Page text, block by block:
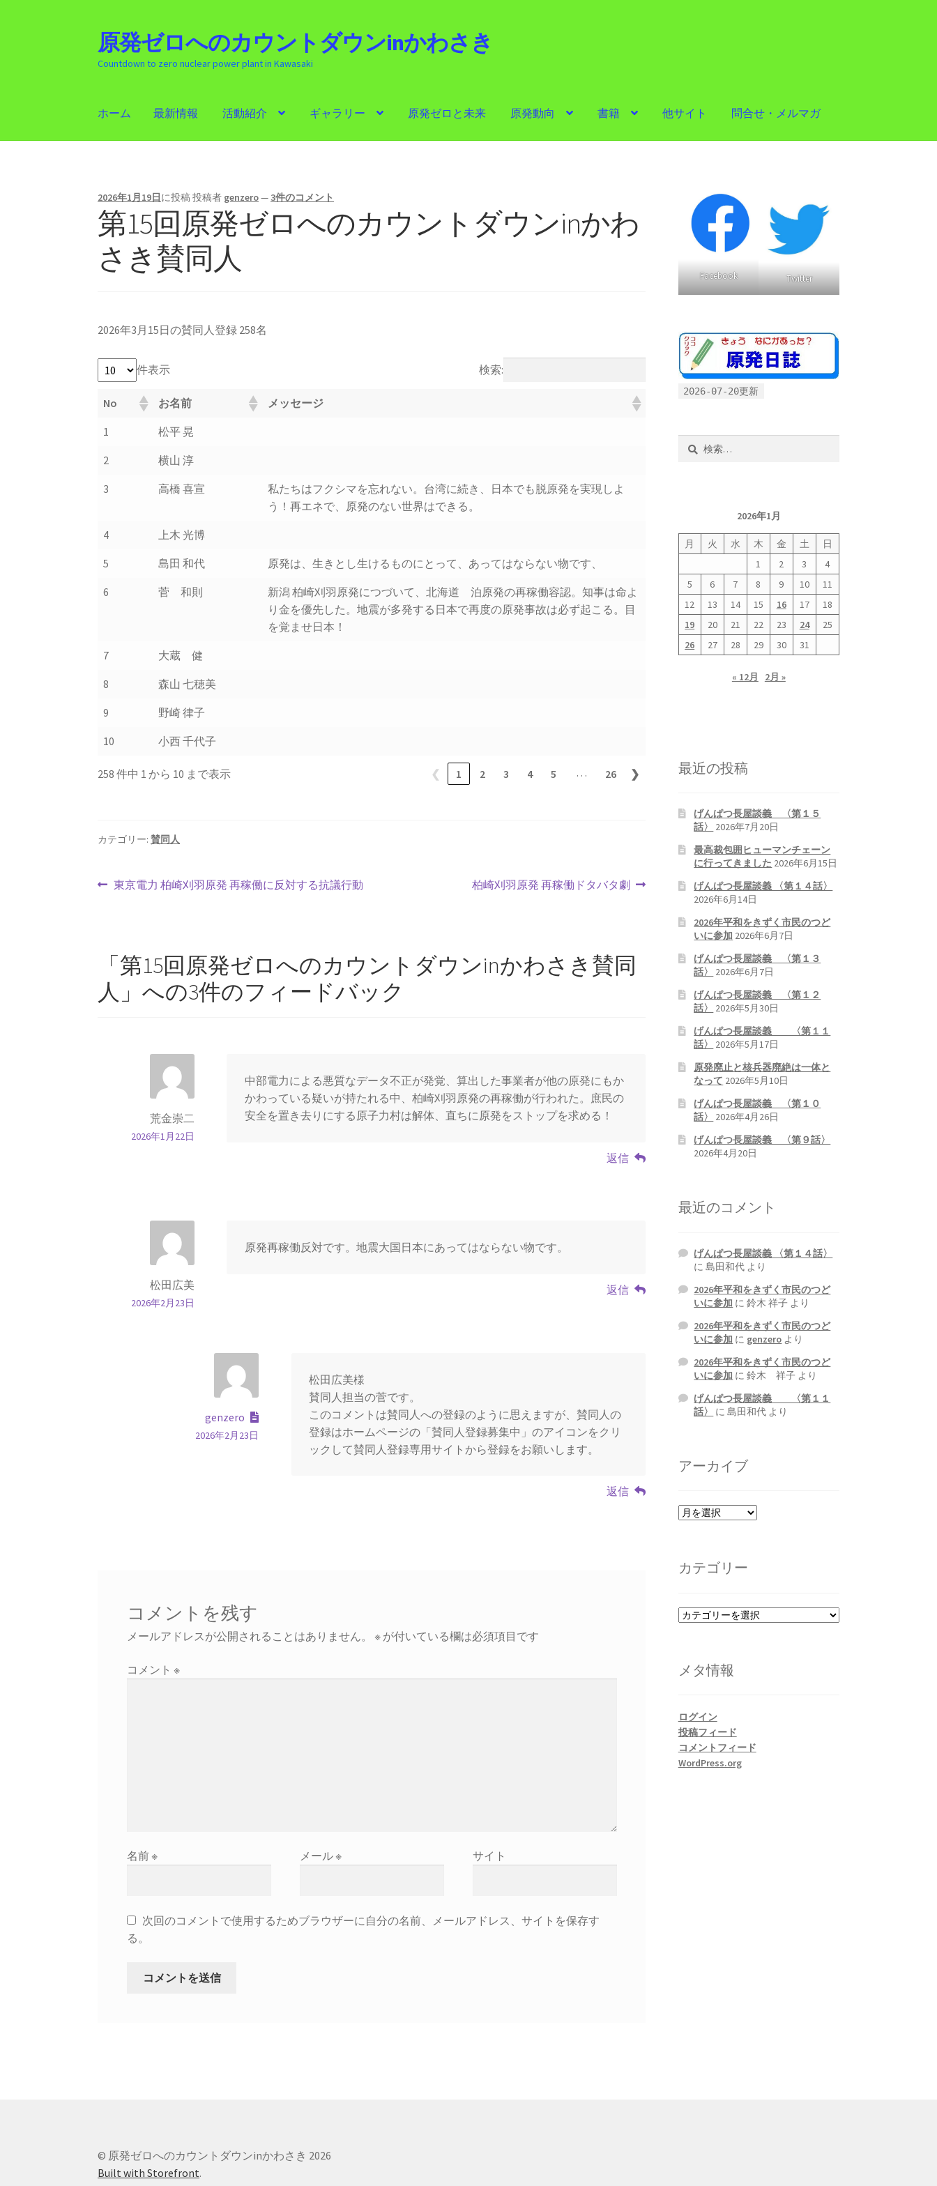
ナ
ビ
ゲ
シ
ン
キ
ッ
プ
コ
ン
テ
ツ
ス
プ
原発ゼロへのカウントダウンinかわさき
Countdown to zero nuclear power plant in Kawasaki
ホーム 最新情報 活動紹介 ギャラリー 原発ゼロと未来 原発動向 書籍 他サイト 問合せ・メルマガ
2026年1月19日に投稿投稿者 genzero— 3件のコメント
第15回原発ゼロへのカウントダウンinかわ
さき賛同人
2026年3月15日の賛同人登録 258名
件表示 検索:
No お名前 メッセージ
1 松平 晃
2 横山 淳
3 高橋 喜宣
私たちはフクシマを忘れない。台湾に続き、日本でも脱原発を実現しよ
う！再エネで、原発のない世界はできる。
4 上木 光博
5 島田 和代 原発は、生きとし生けるものにとって、あってはならない物です、
6 菅 和則
新潟 柏崎刈羽原発につづいて、北海道 泊原発の再稼働容認。知事は命よ
り金を優先した。地震が多発する日本で再度の原発事故は必ず起こる。目
を覚ませ日本！
7 大蔵 健
8 森山 七穂美
9 野崎 律子
10 小西 千代子
258 件中 1 から 10 まで表示 ❮ 1 2 3 4 5 … 26 ❯
カテゴリー:賛同人
投
ビ
ゲ
前
東京電力 柏崎刈羽原発 再稼働に反対する抗議行動
次
柏崎刈羽原発 再稼働ドタバタ劇
「第15回原発ゼロへのカウントダウンinかわさき賛同
人 」への3件のフィードバック
荒金崇二
2026年1月22日
中部電力による悪質なデータ不正が発覚、算出した事業者が他の原発にもか
かわっている疑いが持たれる中、柏崎刈羽原発の再稼働が行われた。庶民の
安全を置き去りにする原子力村は解体、直ちに原発をストップを求める！
返信
松田広美
2026年2月23日
原発再稼働反対です。地震大国日本にあってはならない物です。
返信
genzero
2026年2月23日
松田広美様
賛同人担当の菅です。
このコメントは賛同人への登録のように思えますが、賛同人の
登録はホームページの「賛同人登録募集中」のアイコンをクリ
ックして賛同人登録専用サイトから登録をお願いします。
返信
コメントを残す
メールアドレスが公開されることはありません。 ※が付いている欄は必須項目です
コメント ※
名前※ メール※ サイト
次回のコメントで使用するためブラウザーに自分の名前、メールアドレス、サイトを保存す
る。
Facebook Twitter
2026-07-20更新
2026年1月
月 火 水 木 金 土
日
1
2 3
4
5
6 7 8 9 10
11
12
13 14 15 16 17
18
19
20 21 22 23 24
25
26
27 28 29 30 31
« 12月 2月 »
最近の投稿
げんぱつ長屋談義 〈第１５
話〉
2026年7月20日
最高裁包囲ヒューマンチェーン
に行ってきました 2026年6月15日
げんぱつ長屋談義 〈第１４話〉
2026年6月14日
2026年平和をきずく市民のつど
いに参加 2026年6月7日
げんぱつ長屋談義 〈第１３
話〉
2026年6月7日
げんぱつ長屋談義 〈第１２
話〉
2026年5月30日
げんぱつ長屋談義 〈第１１
話〉
2026年5月17日
原発廃止と核兵器廃絶は一体と
なって 2026年5月10日
げんぱつ長屋談義 〈第１０
話〉
2026年4月26日
げんぱつ長屋談義 〈第９話〉
2026年4月20日
最近のコメント
げんぱつ長屋談義 〈第１４話〉
に島田和代 より
2026年平和をきずく市民のつど
いに参加 に鈴木 祥子 より
2026年平和をきずく市民のつど
いに参加 に genzero より
2026年平和をきずく市民のつど
いに参加 に鈴木 祥子 より
げんぱつ長屋談義 〈第１１
話〉
に島田和代 より
アーカイブ
ア
ブ
カテゴリー
カ
ー
メタ情報
ログイン
投稿フィード
コメントフィード
WordPress.org
© 原発ゼロへのカウントダウンinかわさき 2026
Built with Storefront.